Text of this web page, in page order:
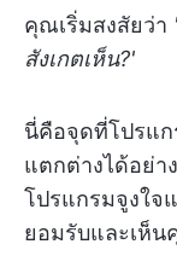
คุณเริ่มสงสัยว่า
สังเกตเห็น?'
นี่คือจุดที่โปรแก
แตกต่างได้อย่า
โปรแกรมจูงใจ
ยอมรับและเห็น